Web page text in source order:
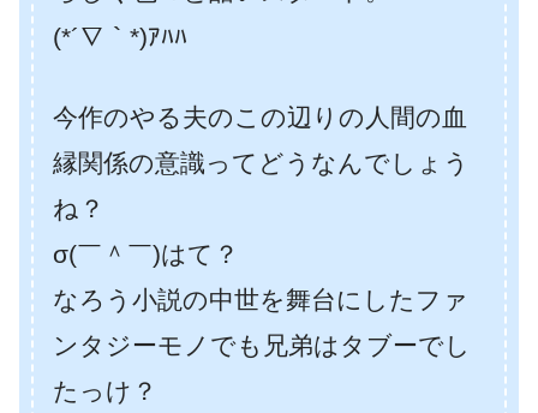
(*´∇｀*)ｱﾊﾊ
今作のやる夫のこの辺りの人間の血
縁関係の意識ってどうなんでしょう
ね？
σ(￣＾￣)はて？
なろう小説の中世を舞台にしたファ
ンタジーモノでも兄弟はタブーでし
たっけ？